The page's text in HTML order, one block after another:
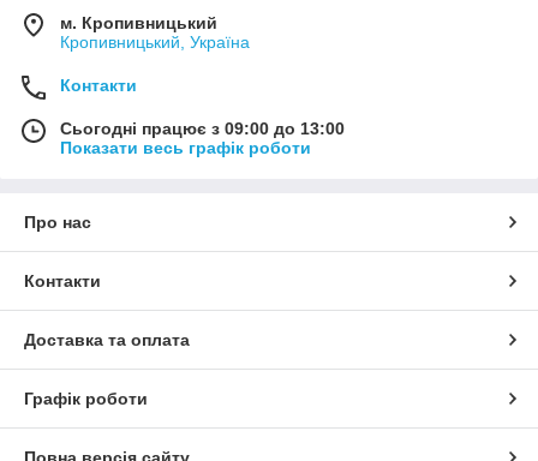
м. Кропивницький
Кропивницький, Україна
Контакти
Сьогодні працює з 09:00 до 13:00
Показати весь графік роботи
Про нас
Контакти
Доставка та оплата
Графік роботи